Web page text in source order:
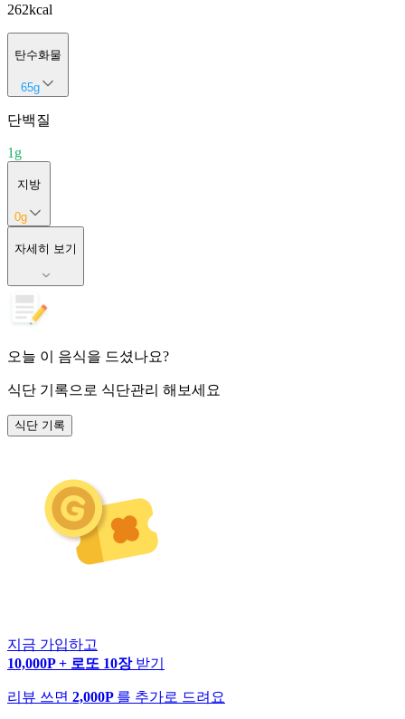
262kcal
탄수화물
65g
단백질
1 g
지방
0g
자세히 보기
오늘 이 음식을 드셨나요?
식단 기록으로 식단관리 해보세요
식단 기록
지금 가입하고
10,000P + 로또 10장 받기
리뷰 쓰면 2,000P 를 추가로 드려요